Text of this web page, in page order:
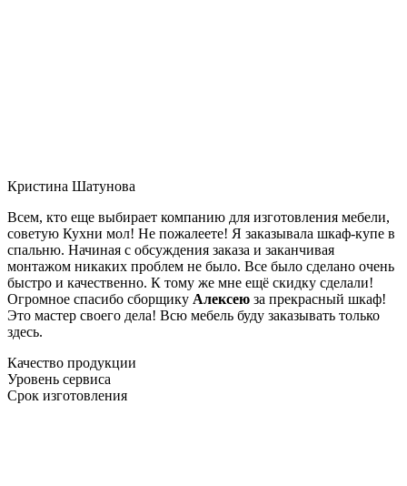
Кристина Шатунова
Всем, кто еще выбирает компанию для изготовления мебели,
советую Кухни мол! Не пожалеете! Я заказывала шкаф-купе в
спальню. Начиная с обсуждения заказа и заканчивая
монтажом никаких проблем не было. Все было сделано очень
быстро и качественно. К тому же мне ещё скидку сделали!
Огромное спасибо сборщику Алексею за прекрасный шкаф!
Это мастер своего дела! Всю мебель буду заказывать только
здесь.
Качество продукции
Уровень сервиса
Срок изготовления